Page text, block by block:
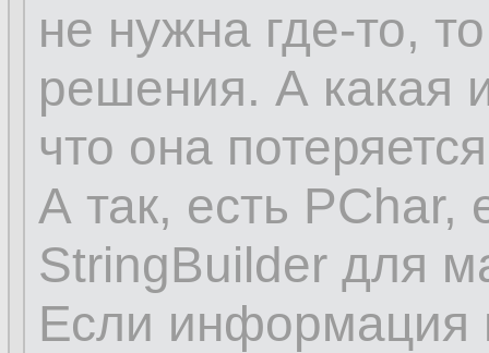
не нужна где-то,
решения. А какая
что она
А так, есть PChar,
StringBuilder для
Если информация